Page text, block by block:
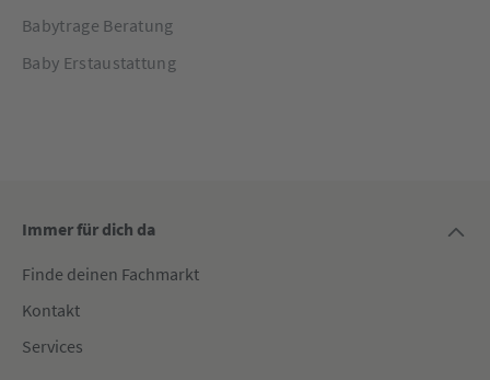
Babytrage Beratung
Baby Erstaustattung
Immer für dich da
Finde deinen Fachmarkt
Kontakt
Services